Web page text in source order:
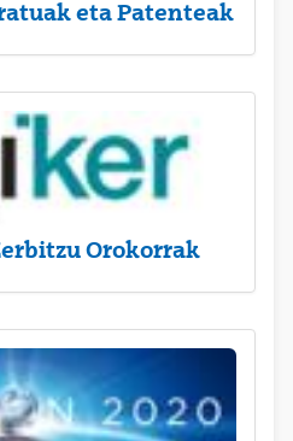
eta Patenteak
Orokorrak